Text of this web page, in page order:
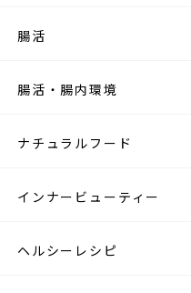
腸活
腸活・腸内環境
ナチュラルフード
インナービューティー
ヘルシーレシピ